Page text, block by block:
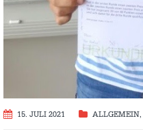
15. JULI 2021 ALLGEMEIN,